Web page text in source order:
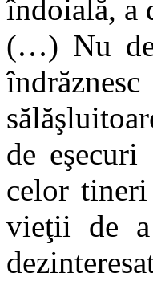
îndoială, a
(…) Nu de
de
celor
vieţii de